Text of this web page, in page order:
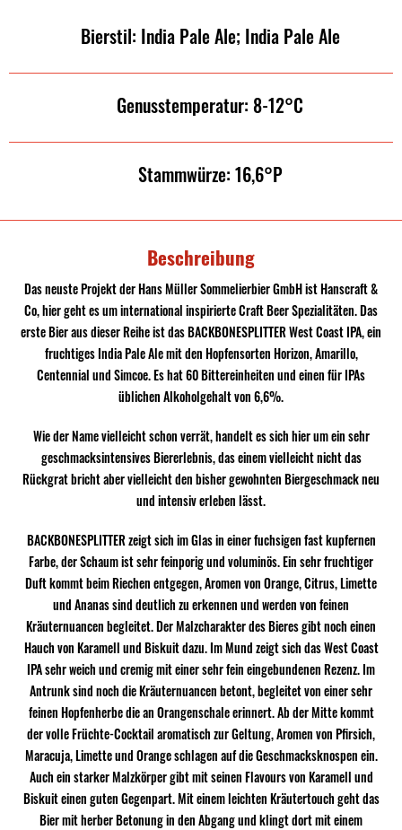
Bierstil: India Pale Ale; India Pale Ale
Genusstemperatur: 8-12°C
Stammwürze: 16,6°P
Beschreibung
Das neuste Projekt der Hans Müller Sommelierbier GmbH ist Hanscraft &
Co, hier geht es um international inspirierte Craft Beer Spezialitäten. Das
erste Bier aus dieser Reihe ist das BACKBONESPLITTER West Coast IPA, ein
fruchtiges India Pale Ale mit den Hopfensorten Horizon, Amarillo,
Centennial und Simcoe. Es hat 60 Bittereinheiten und einen für IPAs
üblichen Alkoholgehalt von 6,6%.
Wie der Name vielleicht schon verrät, handelt es sich hier um ein sehr
geschmacksintensives Biererlebnis, das einem vielleicht nicht das
Rückgrat bricht aber vielleicht den bisher gewohnten Biergeschmack neu
und intensiv erleben lässt.
BACKBONESPLITTER zeigt sich im Glas in einer fuchsigen fast kupfernen
Farbe, der Schaum ist sehr feinporig und voluminös. Ein sehr fruchtiger
Duft kommt beim Riechen entgegen, Aromen von Orange, Citrus, Limette
und Ananas sind deutlich zu erkennen und werden von feinen
Kräuternuancen begleitet. Der Malzcharakter des Bieres gibt noch einen
Hauch von Karamell und Biskuit dazu. Im Mund zeigt sich das West Coast
IPA sehr weich und cremig mit einer sehr fein eingebundenen Rezenz. Im
Antrunk sind noch die Kräuternuancen betont, begleitet von einer sehr
feinen Hopfenherbe die an Orangenschale erinnert. Ab der Mitte kommt
der volle Früchte-Cocktail aromatisch zur Geltung, Aromen von Pfirsich,
Maracuja, Limette und Orange schlagen auf die Geschmacksknospen ein.
Auch ein starker Malzkörper gibt mit seinen Flavours von Karamell und
Biskuit einen guten Gegenpart. Mit einem leichten Kräutertouch geht das
Bier mit herber Betonung in den Abgang und klingt dort mit einem